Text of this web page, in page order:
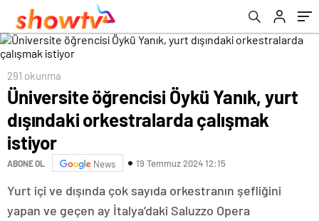
291 okunma
Üniversite öğrencisi Öykü Yanık, yurt
dışındaki orkestralarda çalışmak
istiyor
ABONE OL News 19 Temmuz 2024 12:15
Yurt içi ve dışında çok sayıda orkestranın şefliğini
yapan ve geçen ay İtalya’daki Saluzzo Opera